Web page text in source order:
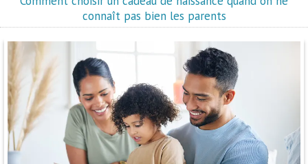
connaît pas bien les parents